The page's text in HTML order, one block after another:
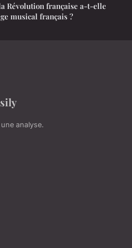
Révolution française a-t-elle
musical français ?
analyse.